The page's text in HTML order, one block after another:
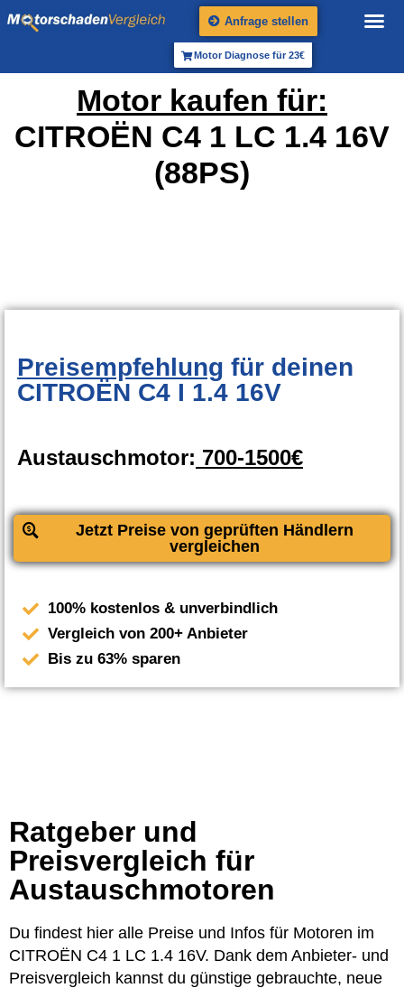
Anfrage stellen
Motor Diagnose für 23€
Motor kaufen für:
CITROËN C4 1 LC 1.4 16V
(88PS)
Preisempfehlung für deinen
CITROËN C4 I 1.4 16V
Austauschmotor: 700-1500€
Jetzt Preise von geprüften Händlern
vergleichen
100% kostenlos & unverbindlich
Vergleich von 200+ Anbieter
Bis zu 63% sparen
Ratgeber und
Preisvergleich für
Austauschmotoren
Du findest hier alle Preise und Infos für Motoren im
CITROËN C4 1 LC 1.4 16V. Dank dem Anbieter- und
Preisvergleich kannst du günstige gebrauchte, neue